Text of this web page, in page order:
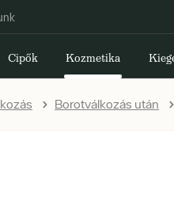
Cipők Kozmetika
Borotválkozás után